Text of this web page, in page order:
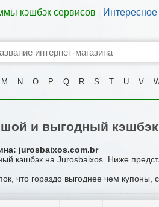
кэшбэк сервисов Интересное
M N O P Q R S T U V
и выгодный
jurosbaixos.com.br
кэшбэк на Jurosbaixos. Ниже
что гораздо выгоднее чем купоны,